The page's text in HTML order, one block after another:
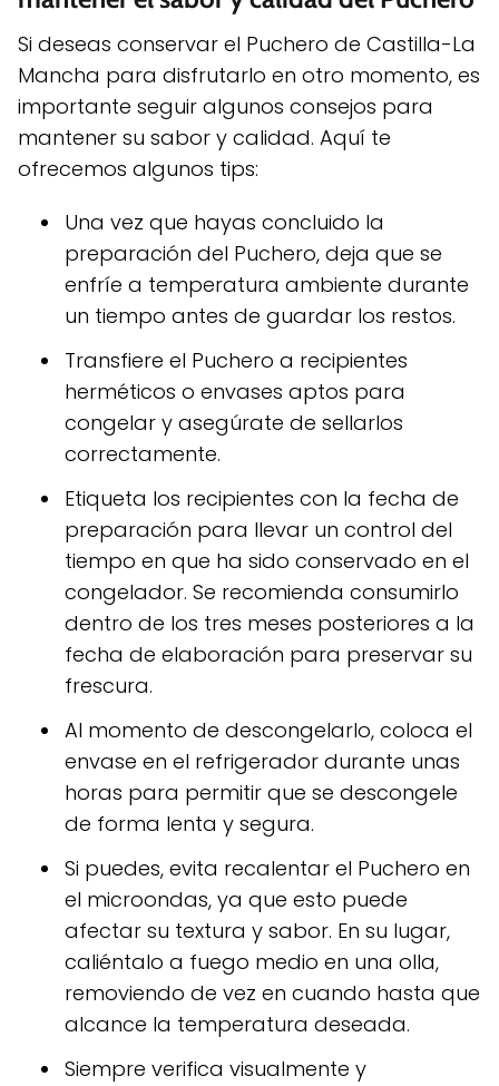
Si deseas conservar el Puchero de Castilla-La
Mancha para disfrutarlo en otro momento, es
importante seguir algunos consejos para
mantener su sabor y calidad. Aquí te
ofrecemos algunos tips:
Una vez que hayas concluido la
preparación del Puchero, deja que se
enfríe a temperatura ambiente durante
un tiempo antes de guardar los restos.
Transfiere el Puchero a recipientes
herméticos o envases aptos para
congelar y asegúrate de sellarlos
correctamente.
Etiqueta los recipientes con la fecha de
preparación para llevar un control del
tiempo en que ha sido conservado en el
congelador. Se recomienda consumirlo
dentro de los tres meses posteriores a la
fecha de elaboración para preservar su
frescura.
Al momento de descongelarlo, coloca el
envase en el refrigerador durante unas
horas para permitir que se descongele
de forma lenta y segura.
Si puedes, evita recalentar el Puchero en
el microondas, ya que esto puede
afectar su textura y sabor. En su lugar,
caliéntalo a fuego medio en una olla,
removiendo de vez en cuando hasta que
alcance la temperatura deseada.
Siempre verifica visualmente y